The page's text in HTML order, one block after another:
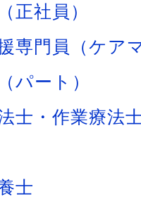
正社員）
専門員（ケア
パート）
士・作業療法
士